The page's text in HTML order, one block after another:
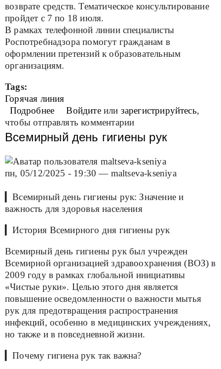
возврате средств. Тематическое консультирование
пройдет с 7 по 18 июля.
В рамках телефонной линии специалисты
Роспотребнадзора помогут гражданам в
оформлении претензий к образовательным
организациям.
Tags:
Горячая линия
Подробнее о Горячая линия
Войдитеили зарегистрируйтесь,
чтобы отправлять комментарии
Всемирный день гигиены рук
пн, 05/12/2025 - 19:30 — maltseva-kseniya
▎Всемирный день гигиены рук: Значение и
важность для здоровья населения
▎История Всемирного дня гигиены рук
Всемирный день гигиены рук был учрежден
Всемирной организацией здравоохранения (ВОЗ) в
2009 году в рамках глобальной инициативы
«Чистые руки». Целью этого дня является
повышение осведомленности о важности мытья
рук для предотвращения распространения
инфекций, особенно в медицинских учреждениях,
но также и в повседневной жизни.
▎Почему гигиена рук так важна?